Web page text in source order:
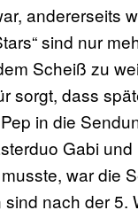
andererseits
sind nur
Scheiß zu
sorgt, dass
in die
Gabi
war die
nach der 5.